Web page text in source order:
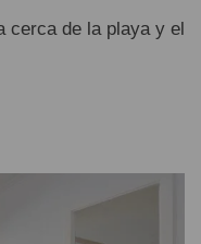
cerca de la playa y el